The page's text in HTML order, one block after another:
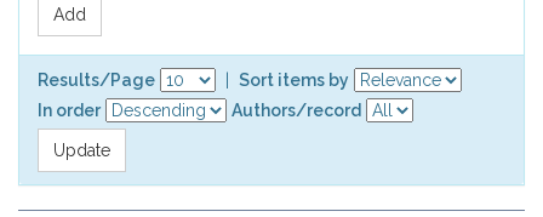
Results/Page
Sort items by
In order
Authors/record